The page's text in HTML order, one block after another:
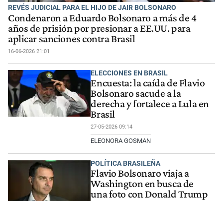
REVÉS JUDICIAL PARA EL HIJO DE JAIR BOLSONARO
Condenaron a Eduardo Bolsonaro a más de 4
años de prisión por presionar a EE.UU. para
aplicar sanciones contra Brasil
16-06-2026 21:01
ELECCIONES EN BRASIL
Encuesta: la caída de Flavio
Bolsonaro sacude a la
derecha y fortalece a Lula en
Brasil
27-05-2026 09:14
ELEONORA GOSMAN
POLÍTICA BRASILEÑA
Flavio Bolsonaro viaja a
Washington en busca de
una foto con Donald Trump